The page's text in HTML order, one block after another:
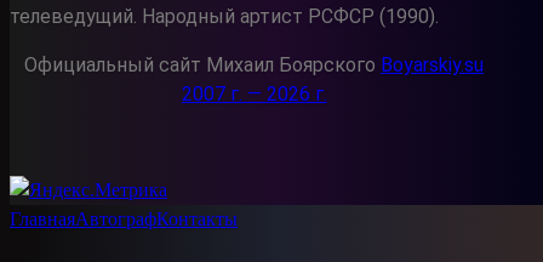
телеведущий. Народный артист РСФСР (1990).
Официальный сайт Михаил Боярского Boyarskiy.su
2007 г. — 2026 г.
ГлавнаяАвтографКонтакты